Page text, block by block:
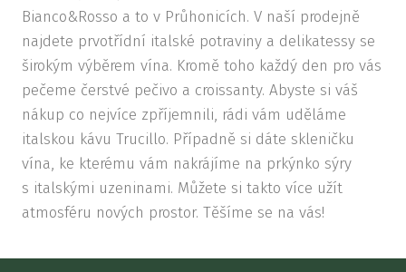
Bianco&Rosso a to v Průhonicích. V naší prodejně
najdete prvotřídní italské potraviny a delikatessy se
širokým výběrem vína. Kromě toho každý den pro vás
pečeme čerstvé pečivo a croissanty. Abyste si váš
nákup co nejvíce zpříjemnili, rádi vám uděláme
italskou kávu Trucillo. Případně si dáte skleničku
vína, ke kterému vám nakrájíme na prkýnko sýry
s italskými uzeninami. Můžete si takto více užít
atmosféru nových prostor. Těšíme se na vás!